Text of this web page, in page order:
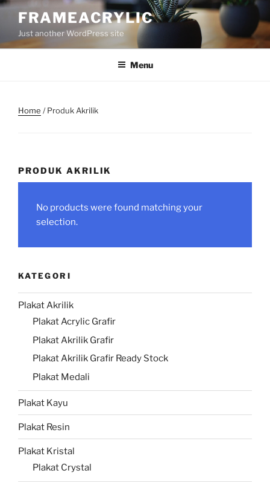
Skip
content
FRAMEACRYLIC
Just another WordPress site
Menu
Home / Produk Akrilik
PRODUK AKRILIK
No products were found matching your
selection.
KATEGORI
Plakat Akrilik
Plakat Acrylic Grafir
Plakat Akrilik Grafir
Plakat Akrilik Grafir Ready Stock
Plakat Medali
Plakat Kayu
Plakat Resin
Plakat Kristal
Plakat Crystal